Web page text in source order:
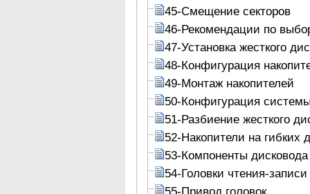
45-Смещение секторов
46-Рекомендации по
47-Установка жесткого
48-Конфигурация
49-Монтаж накопителей
50-Конфигурация
51-Разбиение жесткого
52-Накопители на гибких
53-Компоненты дисковода
54-Головки чтения-записи
55-Привод головок